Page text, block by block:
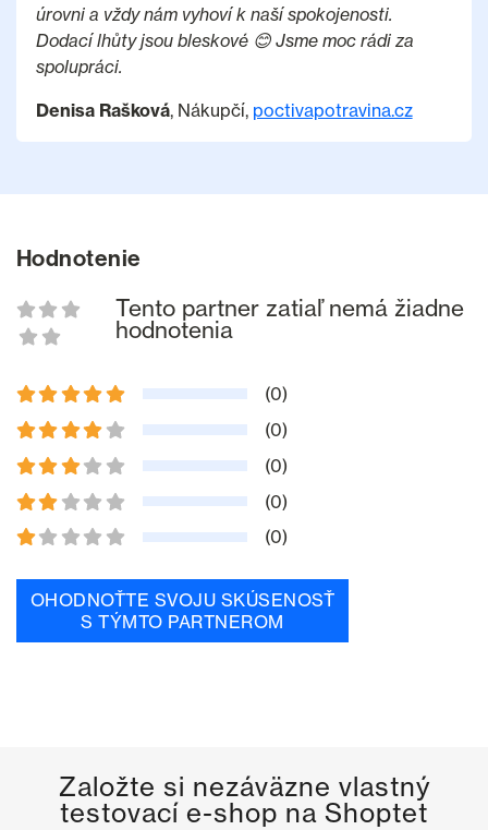
úrovni a vždy nám vyhoví k naší spokojenosti.
Dodací lhůty jsou bleskové 😊 Jsme moc rádi za
spolupráci.
Denisa Rašková, Nákupčí, poctivapotravina.cz
Hodnotenie
Tento partner zatiaľ nemá žiadne
hodnotenia
(0)
(0)
(0)
(0)
(0)
OHODNOŤTE SVOJU SKÚSENOSŤ
S TÝMTO PARTNEROM
Založte si nezáväzne vlastný
testovací e-shop na Shoptet